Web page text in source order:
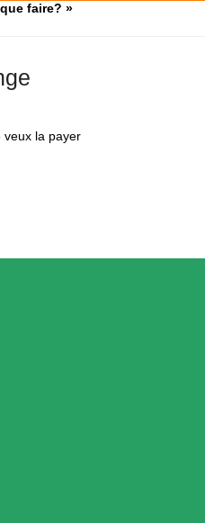
faire? »
veux la payer